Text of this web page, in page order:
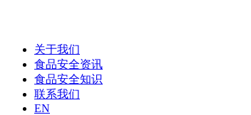
关于我们
食品安全资讯
食品安全知识
联系我们
EN